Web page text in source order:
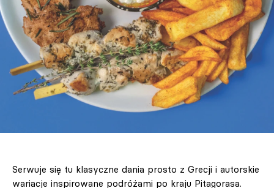
Serwuje się tu klasyczne dania prosto z Grecji i autorskie
wariacje inspirowane podróżami po kraju Pitagorasa.